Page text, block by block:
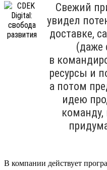
Свежий
увидел
доставке,
(даже
в
ресурсы и
а потом
идею
команду,
В компании действует